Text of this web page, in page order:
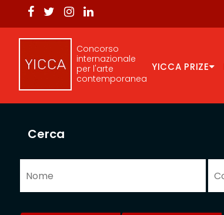
Concorso
internazionale
per l'arte
contemporanea
YICCA PRIZE
Cerca